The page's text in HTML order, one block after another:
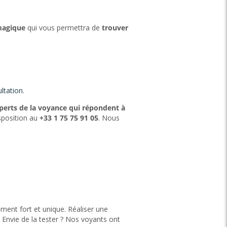
qui vous permettra de trouver
.
de la voyance qui répondent à
au +33 1 75 75 91 05. Nous
fort et unique. Réaliser une
de la tester ? Nos voyants ont